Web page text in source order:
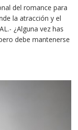
del romance para
la atracción y el
¿Alguna vez has
debe mantenerse